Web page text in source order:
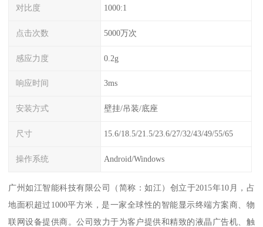
对比度 1000:1
点击次数 5000万次
感应力度 0.2g
响应时间 3ms
安装方式 壁挂/吊装/底座
尺寸 15.6/18.5/21.5/23.6/27/32/43/49/55/65
操作系统 Android/Windows
广州如江智能科技有限公司（简称：如江）创立于2015年10月，占
地面积超过1000平方米，是一家全球性的智能显示终端方案商、物
联网设备提供商。公司致力于为客户提供和精致的液晶广告机、触